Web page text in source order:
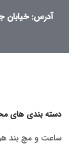
آدرس: خیابان
دسته بندی های
ساعت و مچ بند